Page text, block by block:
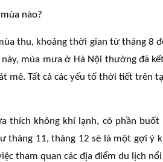
nào?
thu, khoảng thời gian từ tháng 8
mùa mưa ở Hà Nội thường đã
mẻ. Tất cả các yếu tố thời tiết trên
thích không khí lạnh, có phần
tháng 11, tháng 12 sẽ là một gợi ý
tham quan các địa điểm du lịch